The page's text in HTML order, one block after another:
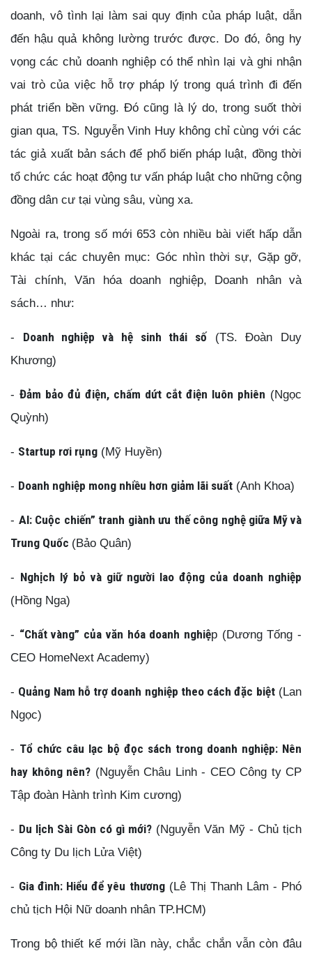
doanh, vô tình lại làm sai quy định của pháp luật, dẫn
đến hậu quả không lường trước được. Do đó, ông hy
vọng các chủ doanh nghiệp có thể nhìn lại và ghi nhận
vai trò của việc hỗ trợ pháp lý trong quá trình đi đến
phát triển bền vững. Đó cũng là lý do, trong suốt thời
gian qua, TS. Nguyễn Vinh Huy không chỉ cùng với các
tác giả xuất bản sách để phổ biến pháp luật, đồng thời
tổ chức các hoạt động tư vấn pháp luật cho những cộng
đồng dân cư tại vùng sâu, vùng xa.
Ngoài ra, trong số mới 653 còn nhiều bài viết hấp dẫn
khác tại các chuyên mục: Góc nhìn thời sự, Gặp gỡ,
Tài chính, Văn hóa doanh nghiệp, Doanh nhân và
sách… như:
- Doanh nghiệp và hệ sinh thái số(TS. Đoàn Duy
Khương)
- Đảm bảo đủ điện, chấm dứt cắt điện luôn phiên (Ngọc
Quỳnh)
- Startup rơi rụng (Mỹ Huyền)
- Doanh nghiệp mong nhiều hơn giảm lãi suất (Anh Khoa)
- AI: Cuộc chiến” tranh giành ưu thế công nghệ giữa Mỹ và
Trung Quốc (Bảo Quân)
- Nghịch lý bỏ và giữ người lao động của doanh nghiệp
(Hồng Nga)
- “Chất vàng” của văn hóa doanh nghiệp (Dương Tống -
CEO HomeNext Academy)
- Quảng Nam hỗ trợ doanh nghiệp theo cách đặc biệt(Lan
Ngọc)
- Tổ chức câu lạc bộ đọc sách trong doanh nghiệp: Nên
hay không nên? (Nguyễn Châu Linh - CEO Công ty CP
Tập đoàn Hành trình Kim cương)
- Du lịch Sài Gòn có gì mới? (Nguyễn Văn Mỹ - Chủ tịch
Công ty Du lịch Lửa Việt)
- Gia đình: Hiểu để yêu thương(Lê Thị Thanh Lâm - Phó
chủ tịch Hội Nữ doanh nhân TP.HCM)
Trong bộ thiết kế mới lần này, chắc chắn vẫn còn đâu